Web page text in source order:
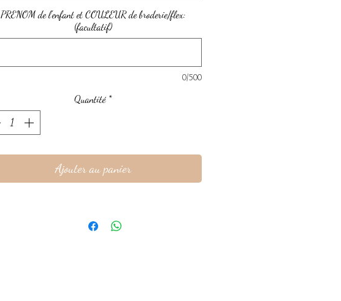
PRENOM de l'enfant et COULEUR de broderie/flex:
(facultatif)
0/500
Quantité *
Ajouter au panier